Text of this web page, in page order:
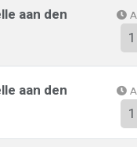
aan den
aan den